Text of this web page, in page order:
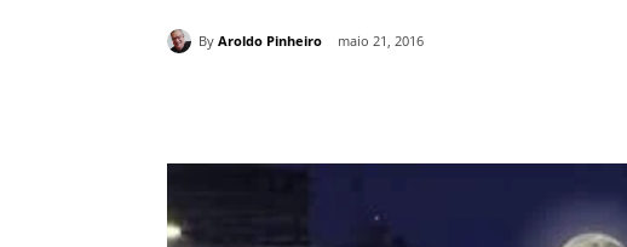
By Aroldo Pinheiro maio 21, 2016